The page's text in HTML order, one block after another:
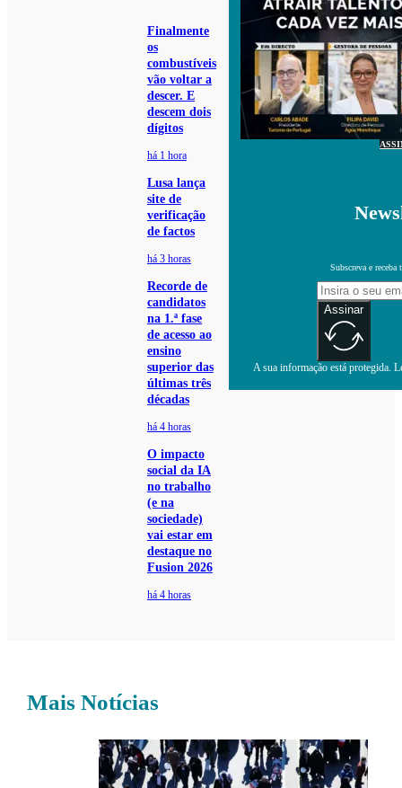
Finalmente
os
combustíveis
vão voltar a
descer. E
descem dois
dígitos
há 1 hora
Lusa lança
site de
verificação
de factos
há 3 horas
Recorde de
candidatos
na 1.ª fase
de acesso ao
ensino
superior das
últimas três
décadas
há 4 horas
O impacto
social da IA
no trabalho
(e na
sociedade)
vai estar em
destaque no
Fusion 2026
há 4 horas
Subscreva e receba
Assinar
A sua informação está protegida.
Mais Notícias